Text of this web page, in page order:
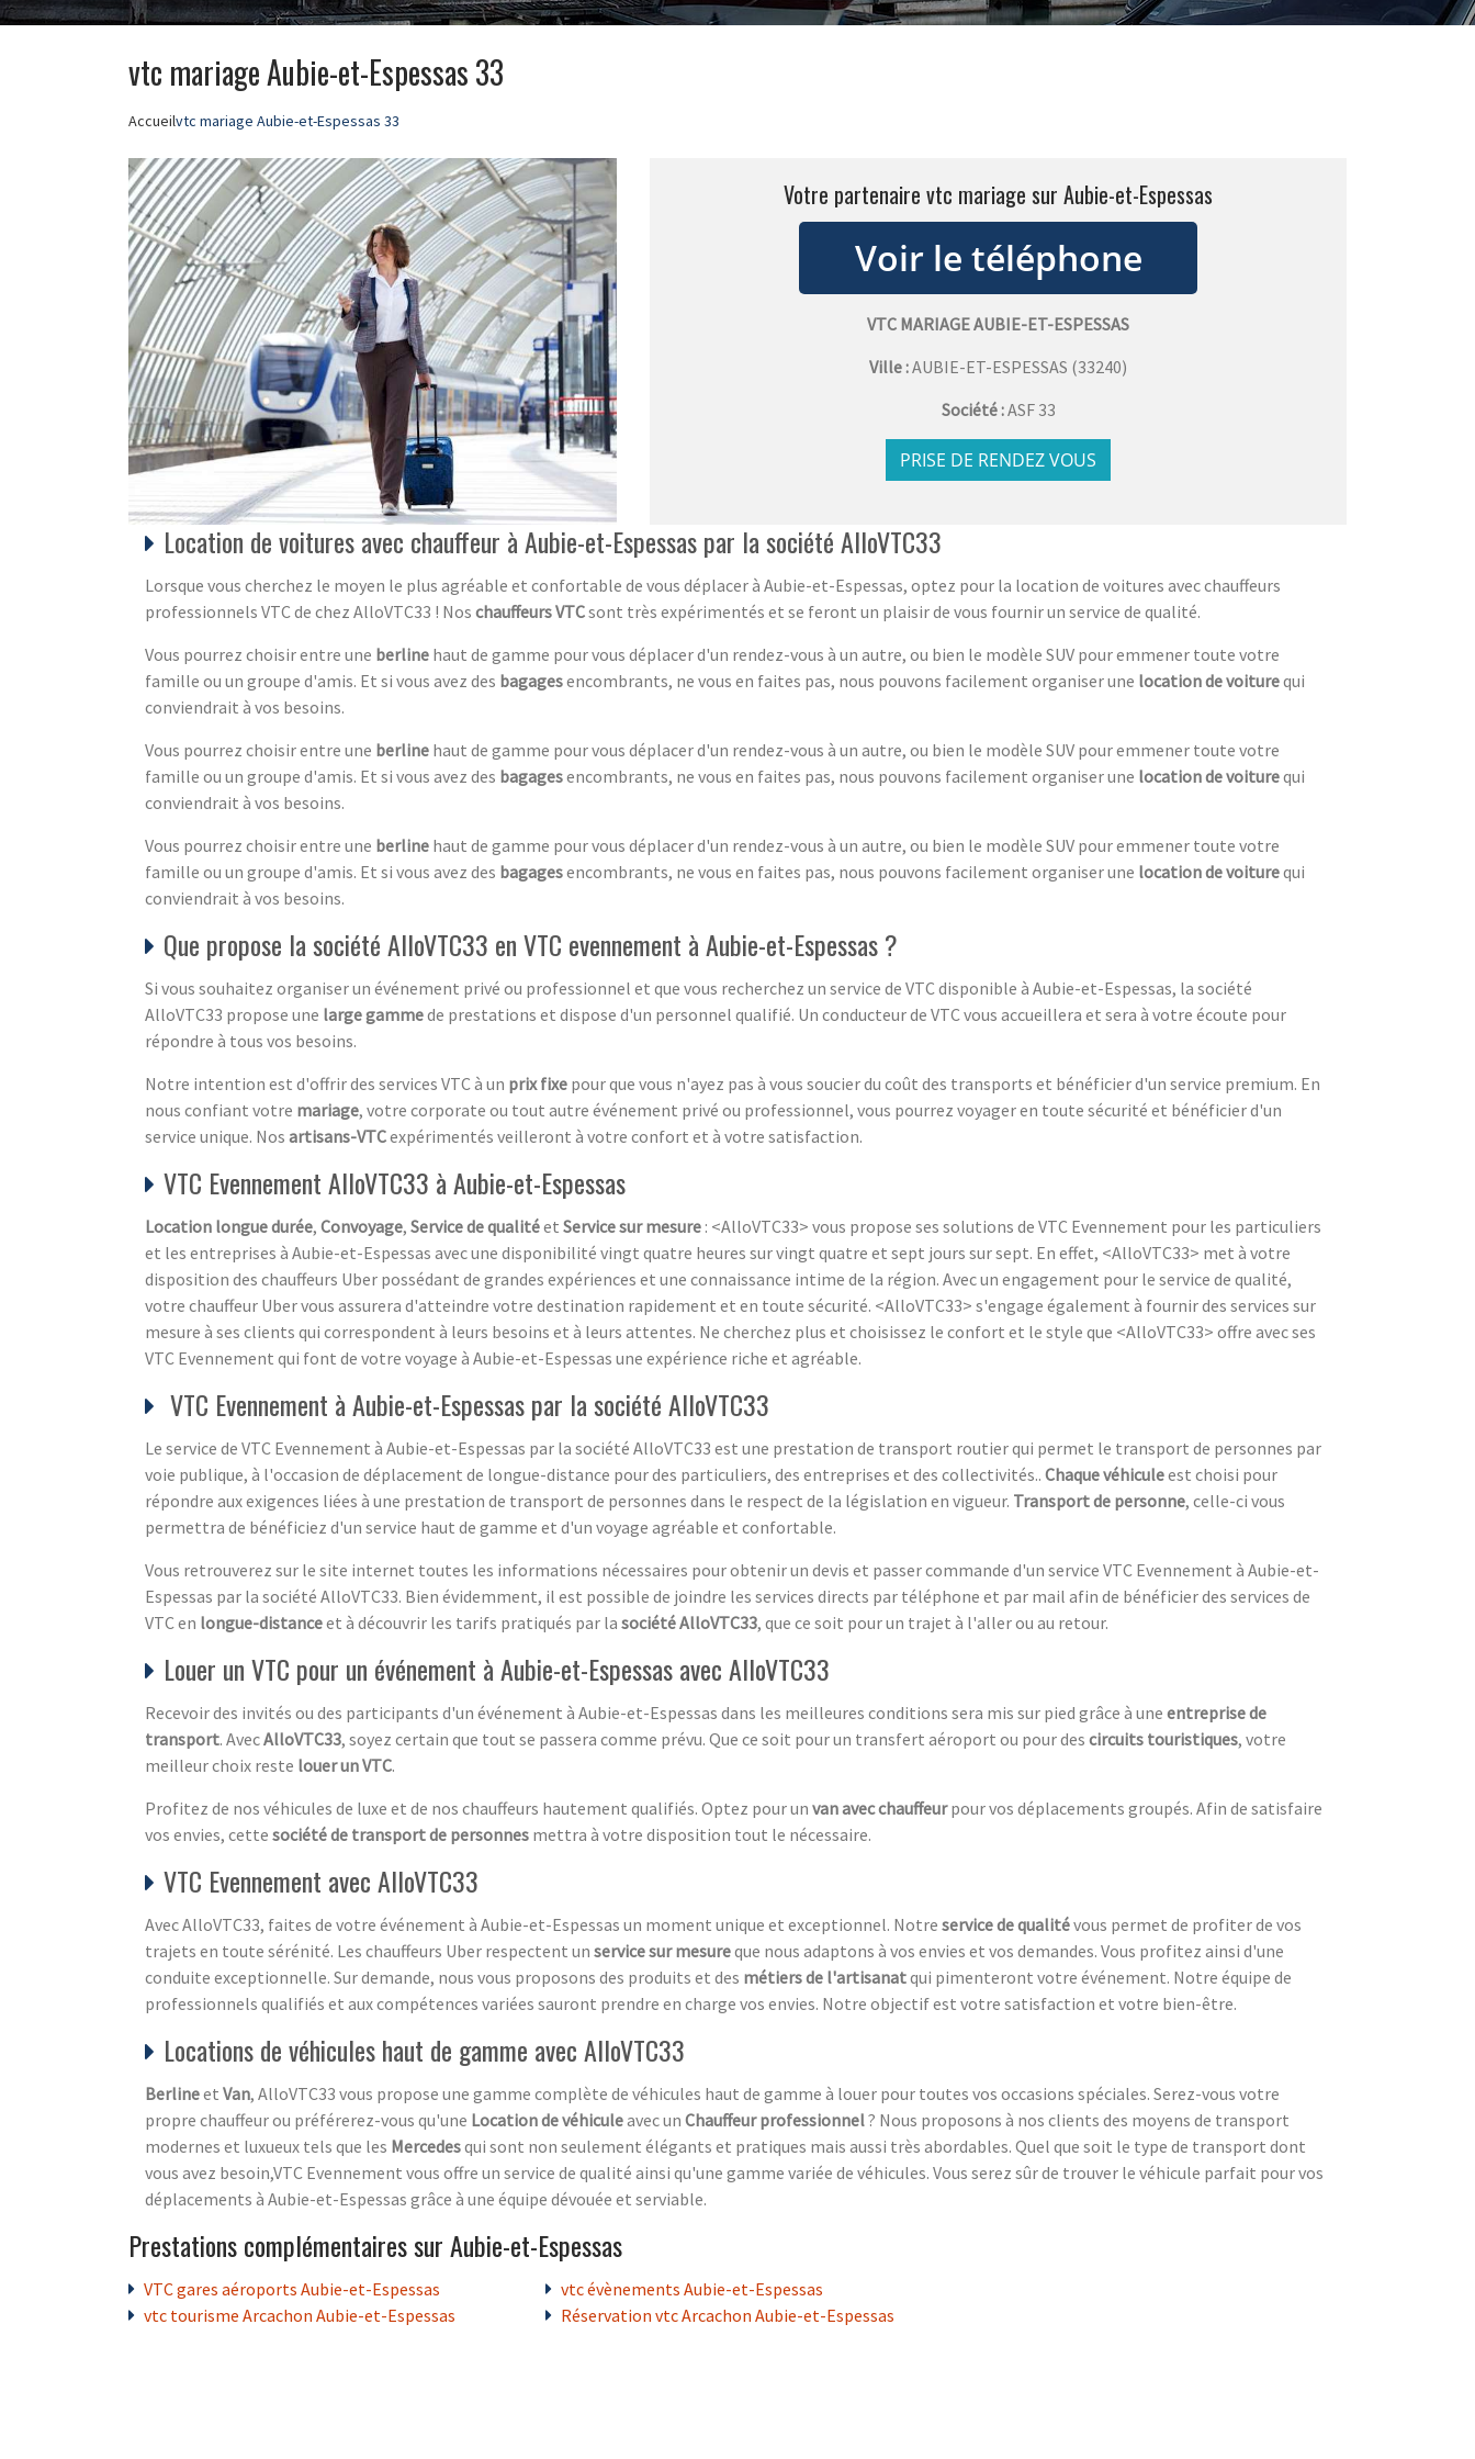
vtc mariage Aubie-et-Espessas 33
Accueilvtc mariage Aubie-et-Espessas 33
Votre partenaire vtc mariage sur Aubie-et-Espessas
VTC MARIAGE AUBIE-ET-ESPESSAS
Ville :AUBIE-ET-ESPESSAS (33240)
Société :ASF 33
PRISE DE RENDEZ VOUS
Location de voitures avec chauffeur à Aubie-et-Espessas par la société AlloVTC33
Lorsque vous cherchez le moyen le plus agréable et confortable de vous déplacer à Aubie-et-Espessas, optez pour la location de voitures avec chauffeurs
professionnels VTC de chez AlloVTC33 ! Nos chauffeurs VTCsont très expérimentés et se feront un plaisir de vous fournir un service de qualité.
Vous pourrez choisir entre une berline haut de gamme pour vous déplacer d'un rendez-vous à un autre, ou bien le modèle SUV pour emmener toute votre
famille ou un groupe d'amis. Et si vous avez des bagagesencombrants, ne vous en faites pas, nous pouvons facilement organiser une location de voiturequi
conviendrait à vos besoins.
Vous pourrez choisir entre une berline haut de gamme pour vous déplacer d'un rendez-vous à un autre, ou bien le modèle SUV pour emmener toute votre
famille ou un groupe d'amis. Et si vous avez des bagagesencombrants, ne vous en faites pas, nous pouvons facilement organiser une location de voiturequi
conviendrait à vos besoins.
Vous pourrez choisir entre une berline haut de gamme pour vous déplacer d'un rendez-vous à un autre, ou bien le modèle SUV pour emmener toute votre
famille ou un groupe d'amis. Et si vous avez des bagagesencombrants, ne vous en faites pas, nous pouvons facilement organiser une location de voiturequi
conviendrait à vos besoins.
Que propose la société AlloVTC33 en VTC evennement à Aubie-et-Espessas ?
Si vous souhaitez organiser un événement privé ou professionnel et que vous recherchez un service de VTC disponible à Aubie-et-Espessas, la société
AlloVTC33 propose une large gammede prestations et dispose d'un personnel qualifié. Un conducteur de VTC vous accueillera et sera à votre écoute pour
répondre à tous vos besoins.
Notre intention est d'offrir des services VTC à un prix fixe pour que vous n'ayez pas à vous soucier du coût des transports et bénéficier d'un service premium. En
nous confiant votre mariage, votre corporate ou tout autre événement privé ou professionnel, vous pourrez voyager en toute sécurité et bénéficier d'un
service unique. Nos artisans-VTCexpérimentés veilleront à votre confort et à votre satisfaction.
VTC Evennement AlloVTC33 à Aubie-et-Espessas
Location longue durée, Convoyage, Service de qualitéet Service sur mesure : <AlloVTC33> vous propose ses solutions de VTC Evennement pour les particuliers
et les entreprises à Aubie-et-Espessas avec une disponibilité vingt quatre heures sur vingt quatre et sept jours sur sept. En effet, <AlloVTC33> met à votre
disposition des chauffeurs Uber possédant de grandes expériences et une connaissance intime de la région. Avec un engagement pour le service de qualité,
votre chauffeur Uber vous assurera d'atteindre votre destination rapidement et en toute sécurité. <AlloVTC33> s'engage également à fournir des services sur
mesure à ses clients qui correspondent à leurs besoins et à leurs attentes. Ne cherchez plus et choisissez le confort et le style que <AlloVTC33> offre avec ses
VTC Evennement qui font de votre voyage à Aubie-et-Espessas une expérience riche et agréable.
VTC Evennement à Aubie-et-Espessas par la société AlloVTC33
Le service de VTC Evennement à Aubie-et-Espessas par la société AlloVTC33 est une prestation de transport routier qui permet le transport de personnes par
voie publique, à l'occasion de déplacement de longue-distance pour des particuliers, des entreprises et des collectivités.. Chaque véhiculeest choisi pour
répondre aux exigences liées à une prestation de transport de personnes dans le respect de la législation en vigueur. Transport de personne, celle-ci vous
permettra de bénéficiez d'un service haut de gamme et d'un voyage agréable et confortable.
Vous retrouverez sur le site internet toutes les informations nécessaires pour obtenir un devis et passer commande d'un service VTC Evennement à Aubie-et-
Espessas par la société AlloVTC33. Bien évidemment, il est possible de joindre les services directs par téléphone et par mail afin de bénéficier des services de
VTC en longue-distanceet à découvrir les tarifs pratiqués par la société AlloVTC33, que ce soit pour un trajet à l'aller ou au retour.
Louer un VTC pour un événement à Aubie-et-Espessas avec AlloVTC33
Recevoir des invités ou des participants d'un événement à Aubie-et-Espessas dans les meilleures conditions sera mis sur pied grâce à une entreprise de
transport. AvecAlloVTC33, soyez certain que tout se passera comme prévu. Que ce soit pour un transfert aéroport ou pour des circuits touristiques, votre
meilleur choix reste louer un VTC.
Profitez de nos véhicules de luxe et de nos chauffeurs hautement qualifiés. Optez pour un van avec chauffeurpour vos déplacements groupés. Afin de satisfaire
vos envies, cette société de transport de personnes mettra à votre disposition tout le nécessaire.
VTC Evennement avec AlloVTC33
Avec AlloVTC33, faites de votre événement à Aubie-et-Espessas un moment unique et exceptionnel. Notre service de qualitévous permet de profiter de vos
trajets en toute sérénité. Les chauffeurs Uber respectent un service sur mesureque nous adaptons à vos envies et vos demandes. Vous profitez ainsi d'une
conduite exceptionnelle. Sur demande, nous vous proposons des produits et des métiers de l'artisanatqui pimenteront votre événement. Notre équipe de
professionnels qualifiés et aux compétences variées sauront prendre en charge vos envies. Notre objectif est votre satisfaction et votre bien-être.
Locations de véhicules haut de gamme avec AlloVTC33
Berlineet Van, AlloVTC33 vous propose une gamme complète de véhicules haut de gamme à louer pour toutes vos occasions spéciales. Serez-vous votre
propre chauffeur ou préférerez-vous qu'une Location de véhiculeavec un Chauffeur professionnel? Nous proposons à nos clients des moyens de transport
modernes et luxueux tels que les Mercedesqui sont non seulement élégants et pratiques mais aussi très abordables. Quel que soit le type de transport dont
vous avez besoin,VTC Evennement vous offre un service de qualité ainsi qu'une gamme variée de véhicules. Vous serez sûr de trouver le véhicule parfait pour vos
déplacements à Aubie-et-Espessas grâce à une équipe dévouée et serviable.
Prestations complémentaires sur Aubie-et-Espessas
VTC gares aéroports Aubie-et-Espessas
vtc tourisme Arcachon Aubie-et-Espessas
vtc évènements Aubie-et-Espessas
Réservation vtc Arcachon Aubie-et-Espessas